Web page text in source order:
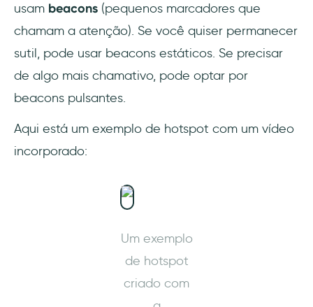
usam beacons (pequenos marcadores que
chamam a atenção). Se você quiser permanecer
sutil, pode usar beacons estáticos. Se precisar
de algo mais chamativo, pode optar por
beacons pulsantes.
Aqui está um exemplo de hotspot com um vídeo
incorporado:
Um exemplo
de hotspot
criado com